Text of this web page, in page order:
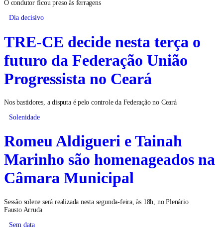
O condutor ficou preso às ferragens
Dia decisivo
TRE-CE decide nesta terça o
futuro da Federação União
Progressista no Ceará
Nos bastidores, a disputa é pelo controle da Federação no Ceará
Solenidade
Romeu Aldigueri e Tainah
Marinho são homenageados na
Câmara Municipal
Sessão solene será realizada nesta segunda-feira, às 18h, no Plenário
Fausto Arruda
Sem data